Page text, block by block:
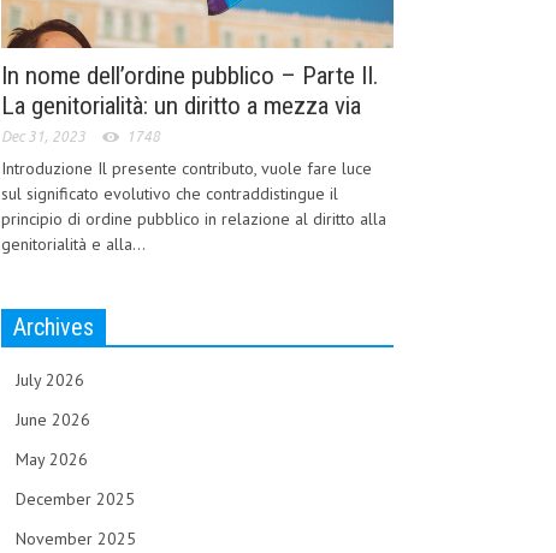
In nome dell’ordine pubblico – Parte II.
La genitorialità: un diritto a mezza via
Dec 31, 2023 1748
Introduzione Il presente contributo, vuole fare luce
sul significato evolutivo che contraddistingue il
principio di ordine pubblico in relazione al diritto alla
genitorialità e alla...
Archives
July 2026
June 2026
May 2026
December 2025
November 2025